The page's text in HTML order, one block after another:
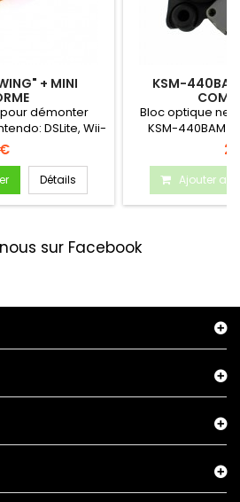
+ MINI
démonter
DSLite, Wii-
Détails
KSM-
Bloc optique
KSM-440BAM
Ajouter au
sur Facebook